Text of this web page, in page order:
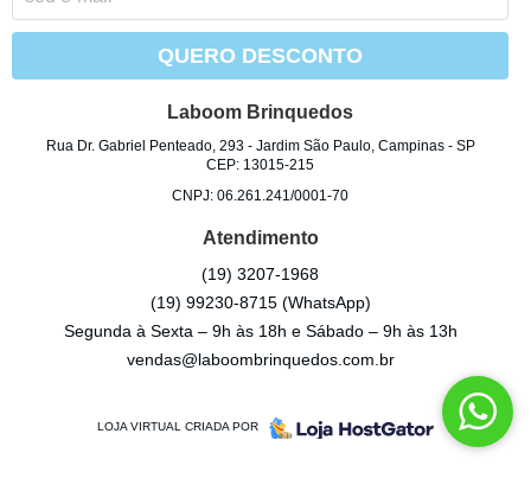
QUERO DESCONTO
Laboom Brinquedos
Rua Dr. Gabriel Penteado, 293- Jardim São Paulo, Campinas- SP
CEP: 13015-215
CNPJ: 06.261.241/0001-70
Atendimento
(19) 3207-1968
(19) 99230-8715 (WhatsApp)
Segunda à Sexta – 9h às 18h e Sábado – 9h às 13h
vendas@laboombrinquedos.com.br
LOJA VIRTUAL CRIADA POR